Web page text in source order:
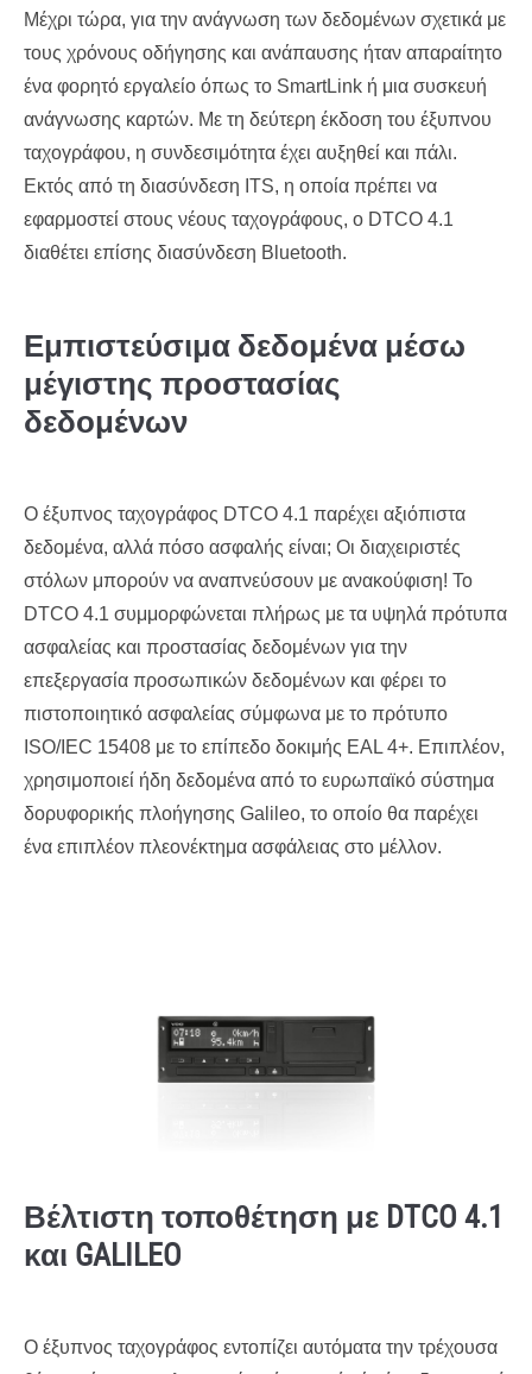
Μέχρι τώρα, για την ανάγνωση των δεδομένων σχετικά με
τους χρόνους οδήγησης και ανάπαυσης ήταν απαραίτητο
ένα φορητό εργαλείο όπως το SmartLink ή μια συσκευή
ανάγνωσης καρτών. Με τη δεύτερη έκδοση του έξυπνου
ταχογράφου, η συνδεσιμότητα έχει αυξηθεί και πάλι.
Εκτός από τη διασύνδεση ITS, η οποία πρέπει να
εφαρμοστεί στους νέους ταχογράφους, ο DTCO 4.1
διαθέτει επίσης διασύνδεση Bluetooth.
Εμπιστεύσιμα δεδομένα μέσω
μέγιστης προστασίας
δεδομένων
Ο έξυπνος ταχογράφος DTCO 4.1 παρέχει αξιόπιστα
δεδομένα, αλλά πόσο ασφαλής είναι; Οι διαχειριστές
στόλων μπορούν να αναπνεύσουν με ανακούφιση! Το
DTCO 4.1 συμμορφώνεται πλήρως με τα υψηλά πρότυπα
ασφαλείας και προστασίας δεδομένων για την
επεξεργασία προσωπικών δεδομένων και φέρει το
πιστοποιητικό ασφαλείας σύμφωνα με το πρότυπο
ISO/IEC 15408 με το επίπεδο δοκιμής EAL 4+. Επιπλέον,
χρησιμοποιεί ήδη δεδομένα από το ευρωπαϊκό σύστημα
δορυφορικής πλοήγησης Galileo, το οποίο θα παρέχει
ένα επιπλέον πλεονέκτημα ασφάλειας στο μέλλον.
Βέλτιστη τοποθέτηση με DTCO 4.1
και GALILEO
Ο έξυπνος ταχογράφος εντοπίζει αυτόματα την τρέχουσα